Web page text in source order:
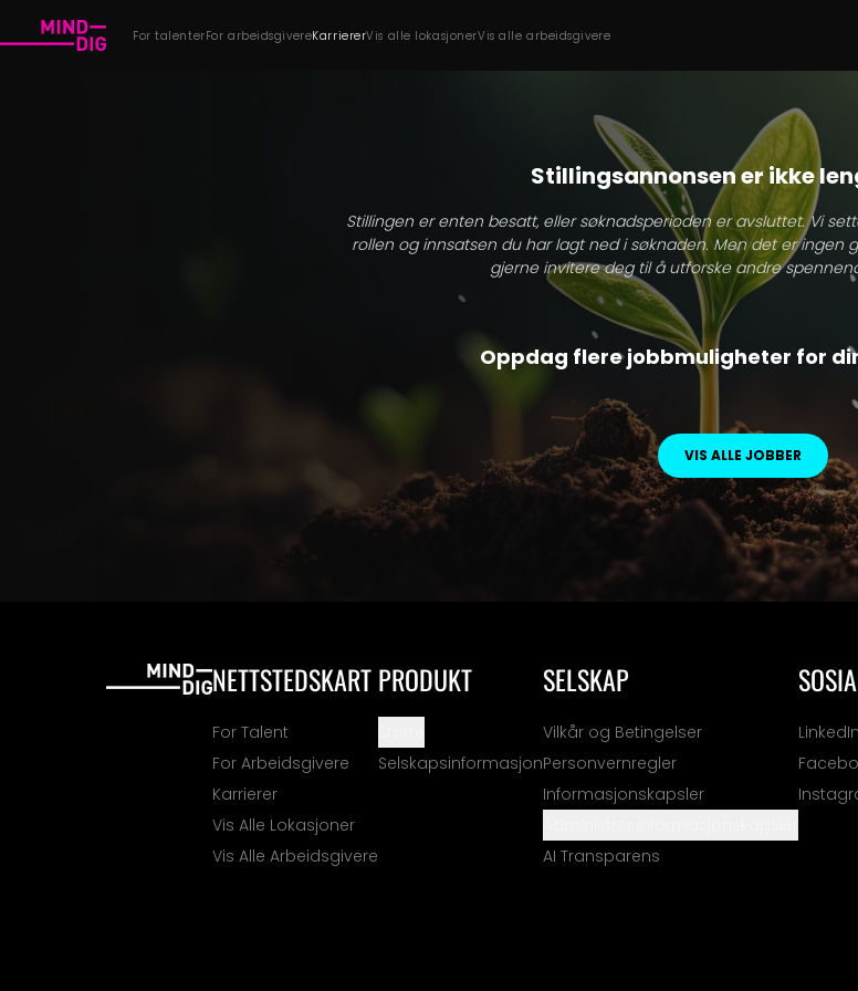
For talenterFor arbeidsgivereKarriererVis alle lokasjonerVis alle arbeidsgivere
Stillingsannonsen er ikke
Stillingen er enten besatt, eller søknadsperioden er avsluttet. Vi
rollen og innsatsen du har lagt ned i søknaden. Men det er ingen
gjerne invitere deg til å utforske andre
Oppdag flere jobbmuligheter for
VIS ALLE JOBBER
NETTSTEDSKART
For Talent
For Arbeidsgivere
Karrierer
Vis Alle Lokasjoner
Vis Alle Arbeidsgivere
PRODUKT
Selskapsinformasjon
SELSKAP
Vilkår og Betingelser
Personvernregler
Informasjonskapsler
AI Transparens
LinkedIn